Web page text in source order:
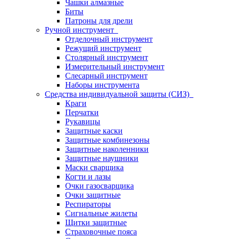
Чашки алмазные
Биты
Патроны для дрели
Ручной инструмент
Отделочный инструмент
Режущий инструмент
Столярный инструмент
Измерительный инструмент
Слесарный инструмент
Наборы инструмента
Средства индивидуальной защиты (СИЗ)
Краги
Перчатки
Рукавицы
Защитные каски
Защитные комбинезоны
Защитные наколенники
Защитные наушники
Маски сварщика
Когти и лазы
Очки газосварщика
Очки защитные
Респираторы
Сигнальные жилеты
Щитки защитные
Страховочные пояса